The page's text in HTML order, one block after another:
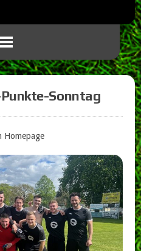
Sonntag
Homepage